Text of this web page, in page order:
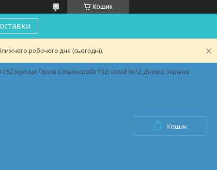
Кошик
робочого дня (сьогодні).
(вулиця Героїв Сталінграда 152) склад №12, Дніпро, Україна
Кошик